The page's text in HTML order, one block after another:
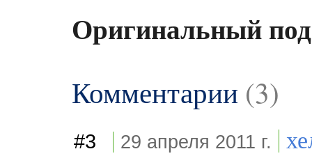
Оригинальный
Комментарии (3)
#3 29 апреля 2011 г.